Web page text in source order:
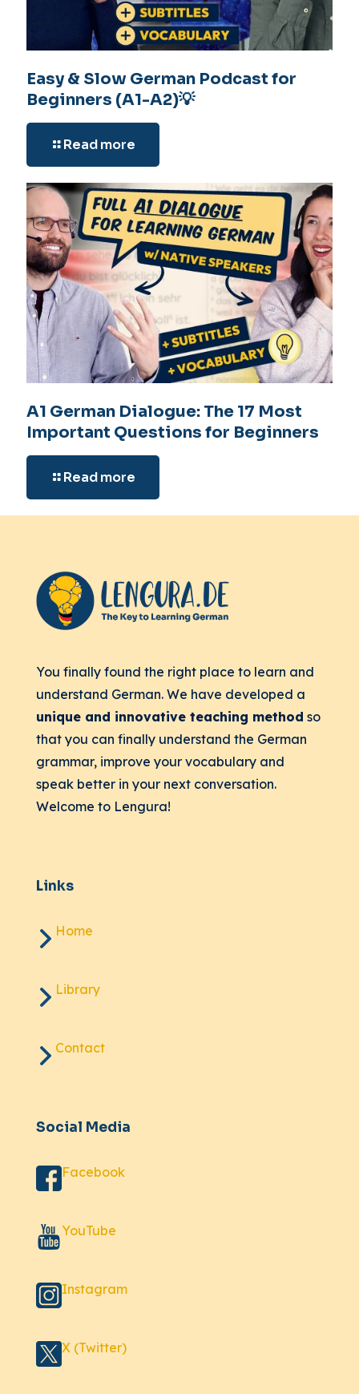
Easy & Slow German Podcast for
Beginners (A1-A2)💡
Read more
A1 German Dialogue: The 17 Most
Important Questions for Beginners
Read more
You finally found the right place to learn and
understand German. We have developed a
unique and innovative teaching method so
that you can finally understand the German
grammar, improve your vocabulary and
speak better in your next conversation.
Welcome to Lengura!
Links
Home
Library
Contact
Social Media
Facebook
YouTube
Instagram
X (Twitter)